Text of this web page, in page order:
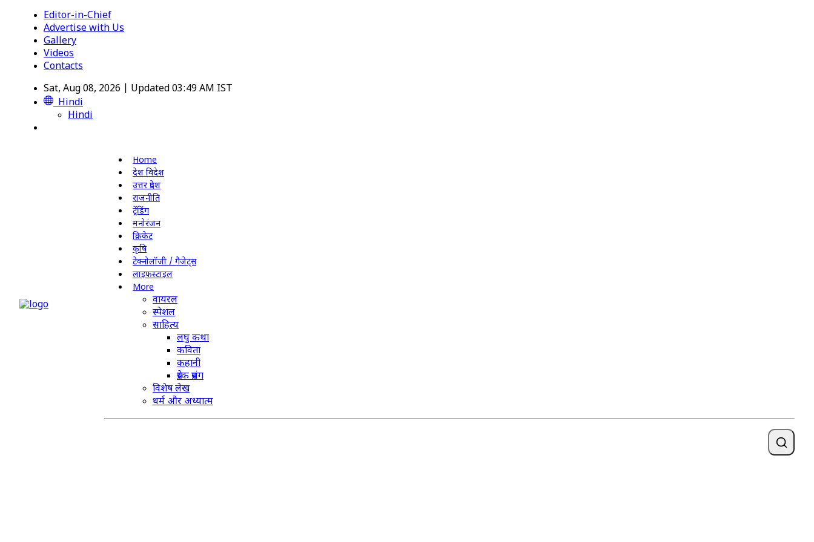
Editor-in-Chief
Advertise with Us
Gallery
Videos
Contacts
Sat, Aug 08, 2026 | Updated 03:49 AM IST
Hindi
Hindi
Home
देश विदेश
उत्तर प्रदेश
राजनीति
ट्रेंडिंग
मनोरंजन
क्रिकेट
कृषि
टेक्नोलॉजी / गैजेट्स
लाइफस्टाइल
More
वायरल
स्पेशल
साहित्य
लघु कथा
कविता
कहानी
प्रेरक प्रसंग
विशेष लेख
धर्म और अध्यात्म